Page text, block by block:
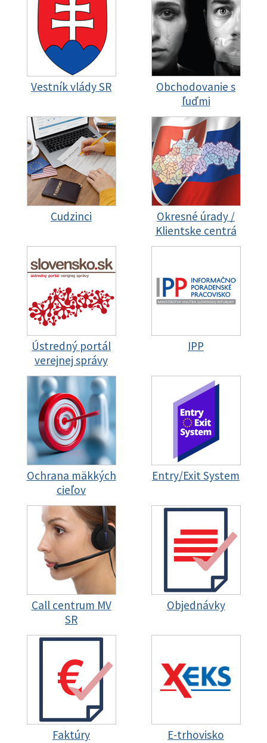
Vestník vlády SR
Obchodovanie s
ľuďmi
Cudzinci
Okresné úrady /
Klientske centrá
Ústredný portál
verejnej správy
IPP
Ochrana mäkkých
cieľov
Entry/Exit System
Call centrum MV
SR
Objednávky
Faktúry E-trhovisko